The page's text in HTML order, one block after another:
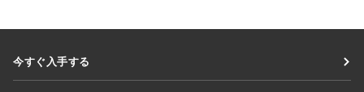
今すぐ入手する